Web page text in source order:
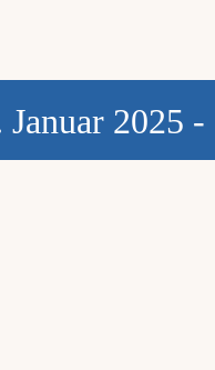
Januar 2025 -